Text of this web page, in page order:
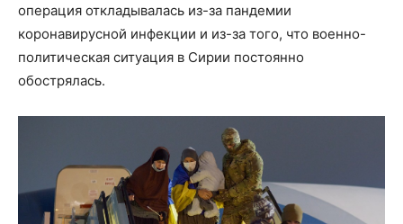
операция откладывалась из-за пандемии
коронавирусной инфекции и из-за того, что военно-
политическая ситуация в Сирии постоянно
обострялась.